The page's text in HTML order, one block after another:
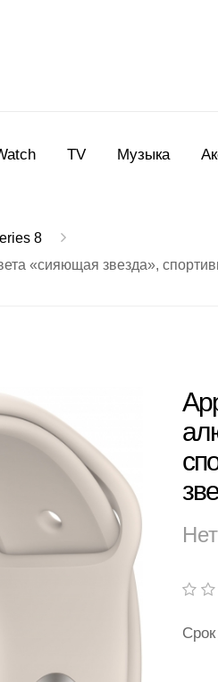
TV Музыка
8
«сияющая звезда»,